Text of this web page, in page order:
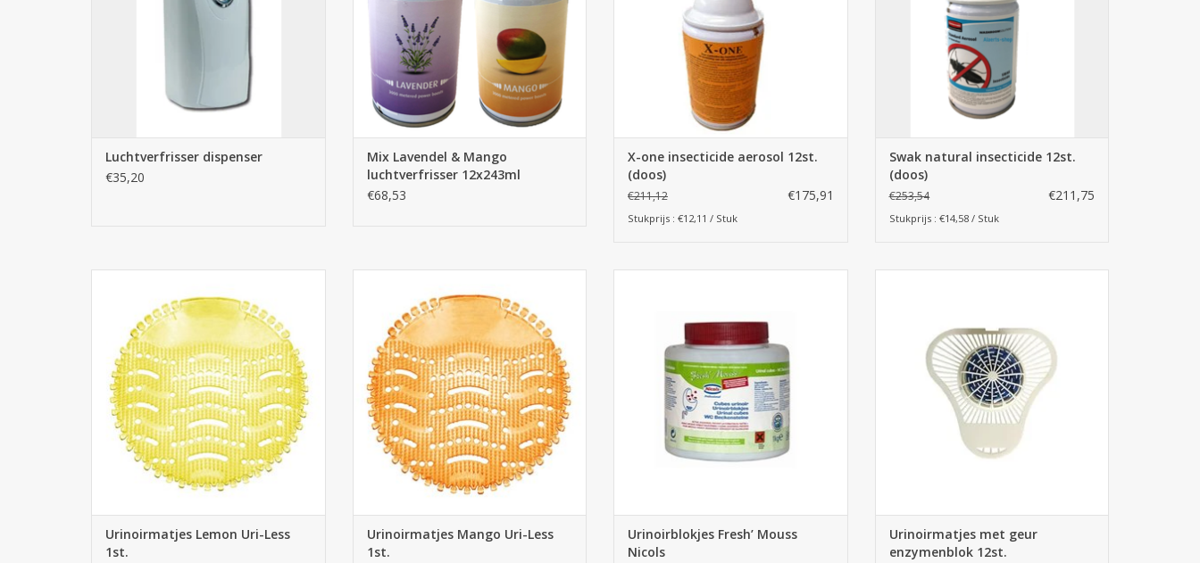
Luchtverfrisser dispenser
€35,20
Mix Lavendel & Mango
luchtverfrisser 12x243ml
€68,53
X-one insecticide aerosol 12st.
(doos)
€211,12 €175,91
Stukprijs : €12,11 / Stuk
Swak natural insecticide 12st.
(doos)
€253,54 €211,75
Stukprijs : €14,58 / Stuk
TOEVOEGEN AAN WINKELWAGEN
Urinoirmatjes Lemon Uri-Less
1st.
urinegeur verwijderen, verfrist de
omgeving, voorkomt urinespetters dankzij
zijn technologie!
TOEVOEGEN AAN WINKELWAGEN
Urinoirmatjes Mango Uri-Less
1st.
Urinoirblokjes Fresh’ Mouss
Nicols
Urinoirmatjes met geur
enzymenblok 12st.